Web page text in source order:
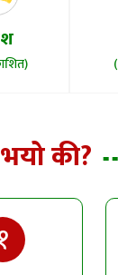
की?